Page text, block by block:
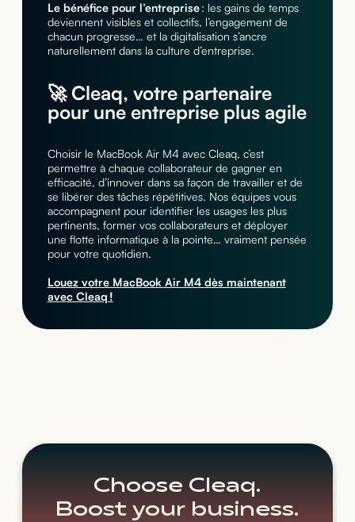
Le bénéfice pour l’entreprise: les gains de temps
deviennent visibles et collectifs, l’engagement de
chacun progresse… et la digitalisation s’ancre
naturellement dans la culture d’entreprise.
🚀 Cleaq, votre partenaire
pour une entreprise plus agile
Choisir le MacBook Air M4 avec Cleaq, c’est
permettre à chaque collaborateur de gagner en
efficacité, d’innover dans sa façon de travailler et de
se libérer des tâches répétitives. Nos équipes vous
accompagnent pour identifier les usages les plus
pertinents, former vos collaborateurs et déployer
une flotte informatique à la pointe… vraiment pensée
pour votre quotidien.
Louez votre MacBook Air M4 dès maintenant
avec Cleaq !
Choose Cleaq.
Boost your business.